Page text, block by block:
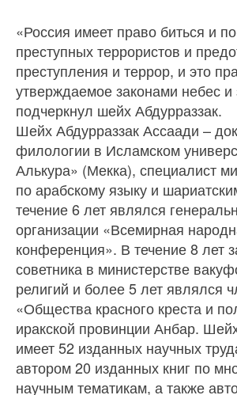
«Россия имеет право биться и
преступных террористов и
преступления и террор, и это
утверждаемое законами небес
подчеркнул шейх Абдурраззак.
Шейх Абдурраззак Ассаади –
филологии в Исламском
Алькура» (Мекка), специалист
по арабскому языку и
течение 6 лет являлся
организации «Всемирная
конференция». В течение 8 лет
советника в министерстве
религий и более 5 лет являлся
«Общества красного креста и
иракской провинции Анбар.
имеет 52 изданных научных
автором 20 изданных книг по
научным тематикам, а также